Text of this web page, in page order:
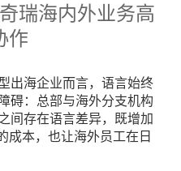
瑞海内外业务高
作
出海企业而言，语言始终
碍：总部与海外分支机构
间存在语言差异，既增加
成本，也让海外员工在日